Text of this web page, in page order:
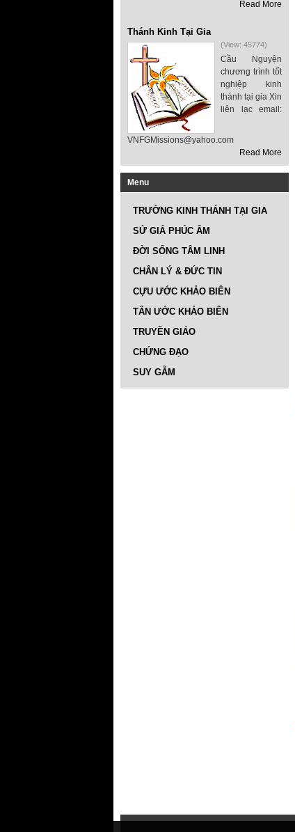
Read More
Thánh Kinh Tại Gia
(View: 45774)
Cầu Nguyện
chương trình tốt
nghiệp kinh
thánh tại gia Xin
liên lạc email:
VNFGMissions@yahoo.com
Read More
Menu
TRƯỜNG KINH THÁNH TẠI GIA
SỨ GIẢ PHÚC ÂM
ĐỜI SỐNG TÂM LINH
CHÂN LÝ & ĐỨC TIN
CỰU ƯỚC KHẢO BIÊN
TÂN ƯỚC KHẢO BIÊN
TRUYỀN GIÁO
CHỨNG ĐẠO
SUY GẪM